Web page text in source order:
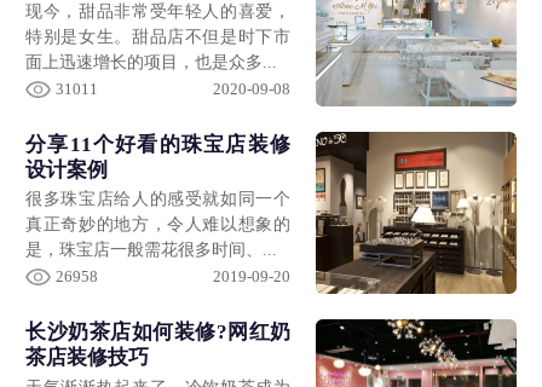
现今，甜品非常受年轻人的喜爱，
特别是女生。甜品店不但是时下市
面上迅速增长的项目，也是众多...
31011 2020-09-08
分享11个好看的珠宝店装修
设计案例
很多珠宝店给人的感受就如同一个
真正奇妙的地方，令人难以想象的
是，珠宝店一般需花很多时间、...
26958 2019-09-20
长沙奶茶店如何装修?网红奶
茶店装修技巧